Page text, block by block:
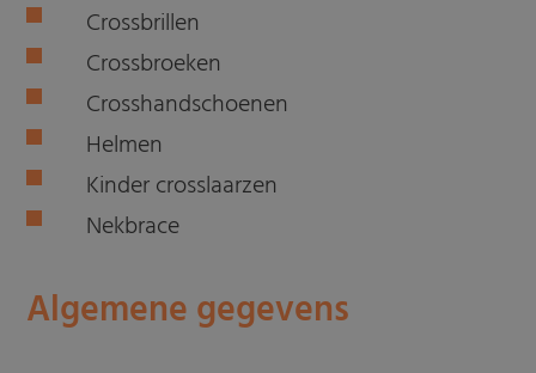
Crossbrillen
Crossbroeken
Crosshandschoenen
Helmen
Kinder crosslaarzen
Nekbrace
Algemene gegevens